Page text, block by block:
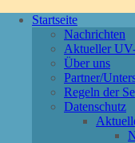
Startseite
Nachrichten
Aktueller
Über uns
Partner/
Regeln der
Datenschutz